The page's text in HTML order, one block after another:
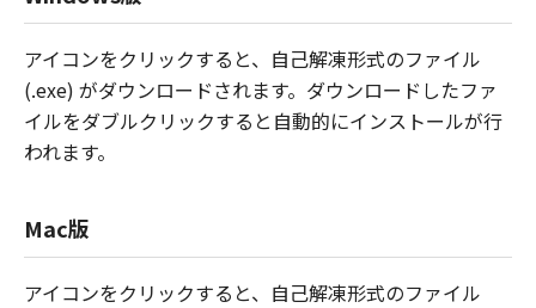
アイコンをクリックすると、自己解凍形式のファイル
(.exe) がダウンロードされます。ダウンロードしたファ
イルをダブルクリックすると自動的にインストールが行
われます。
Mac版
アイコンをクリックすると、自己解凍形式のファイル